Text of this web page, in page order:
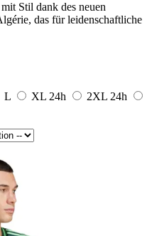
Stil dank des neuen
das für leidenschaftliche
L XL 24h 2XL 24h